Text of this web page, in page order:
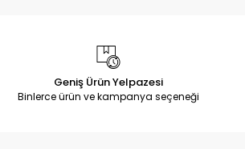
Geniş Ürün Yelpazesi
Binlerce ürün ve kampanya seçeneği